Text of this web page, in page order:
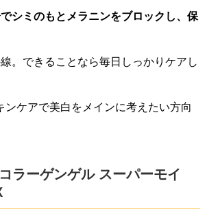
シミのもとメラニンをブロックし、保
。できることなら毎日しっかりケアし
ンケアで美白をメインに考えたい方向
ラーゲンゲル スーパーモイ